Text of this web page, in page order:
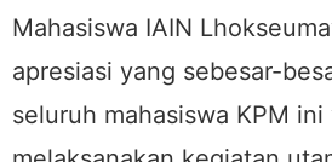
Mahasiswa IAIN
apresiasi yang sebesar-
seluruh mahasiswa KPM